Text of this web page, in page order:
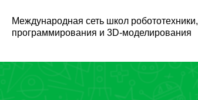
Международная сеть школ робототехники,
программирования и 3D-моделирования